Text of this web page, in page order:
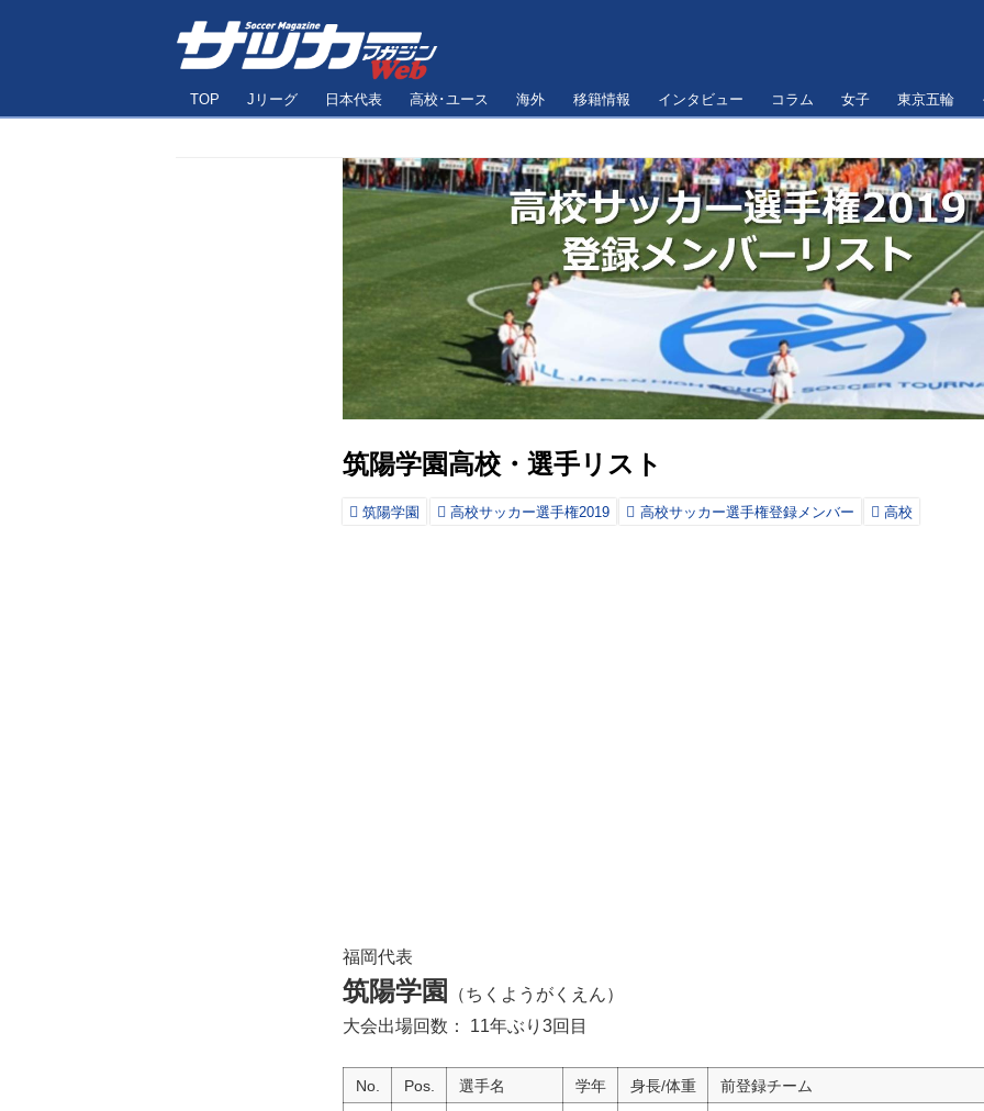
TOP Jリーグ 日本代表 高校･ユース 海外 移籍情報 インタビュー コラム 女子 東京五輪
筑陽学園高校・選手リスト
筑陽学園 高校サッカー選手権2019 高校サッカー選手権登録メンバー 高校
福岡代表
筑陽学園
（ちくようがくえん）
大会出場回数： 11年ぶり3回目
No. Pos. 選手名 学年 身長/体重
前登録チーム